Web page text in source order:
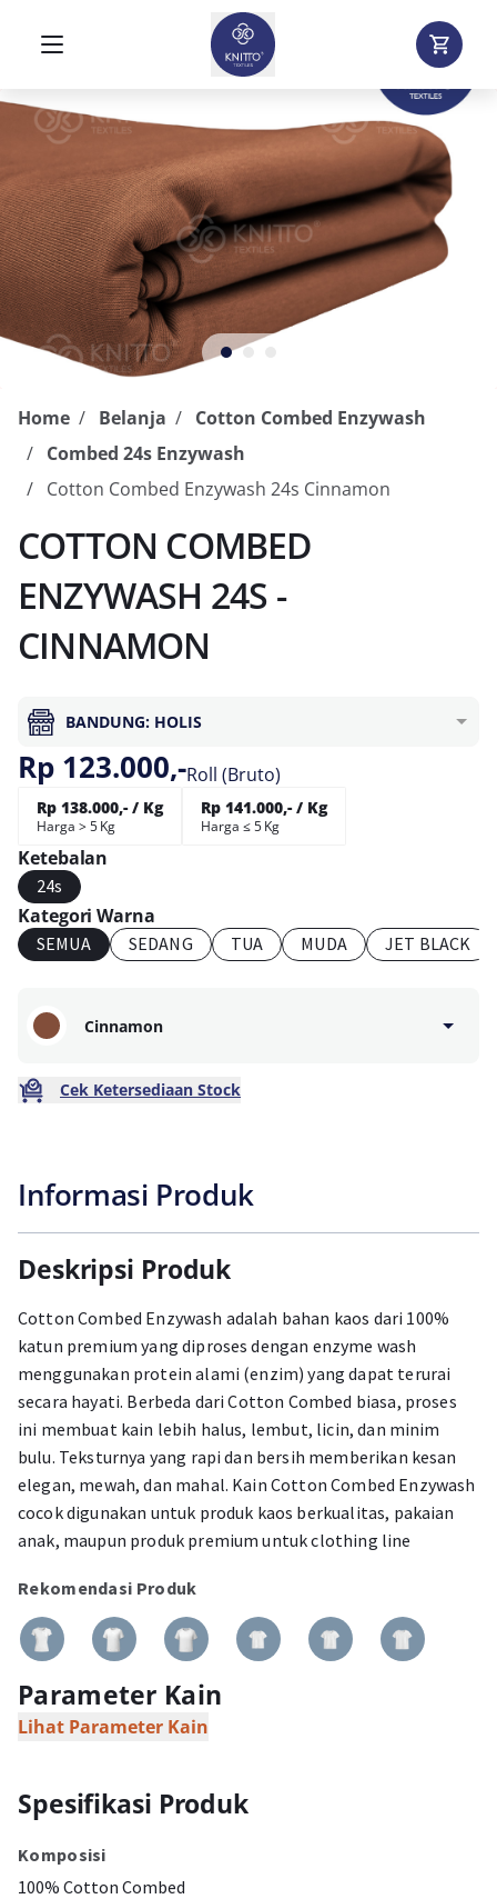
Home Belanja
Cotton Combed Enzywash
Combed 24s Enzywash
Cotton Combed Enzywash 24s Cinnamon
COTTON COMBED
ENZYWASH 24S -
CINNAMON
BANDUNG: HOLIS
Rp 123.000,-Roll (Bruto)
Rp 138.000,- / Kg
Harga > 5 Kg
Rp 141.000,- / Kg
Harga ≤ 5 Kg
Ketebalan
24s
Kategori Warna
SEMUA SEDANG TUA MUDA JET BLACK
Cinnamon
Cek Ketersediaan Stock
Informasi Produk
Deskripsi Produk
Cotton Combed Enzywash adalah bahan kaos dari 100%
katun premium yang diproses dengan enzyme wash
menggunakan protein alami (enzim) yang dapat terurai
secara hayati. Berbeda dari Cotton Combed biasa, proses
ini membuat kain lebih halus, lembut, licin, dan minim
bulu. Teksturnya yang rapi dan bersih memberikan kesan
elegan, mewah, dan mahal. Kain Cotton Combed Enzywash
cocok digunakan untuk produk kaos berkualitas, pakaian
anak, maupun produk premium untuk clothing line
Rekomendasi Produk
Parameter Kain
Lihat Parameter Kain
Spesifikasi Produk
Komposisi
100% Cotton Combed